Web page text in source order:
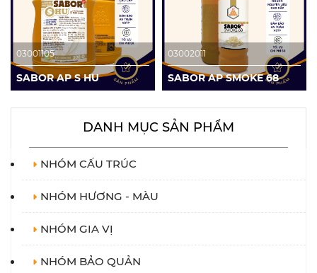
03001105
SABOR AP S HU
03002011
SABOR AP SMOKE 68
DANH MỤC SẢN PHẨM
NHÓM CẤU TRÚC
NHÓM HƯƠNG - MÀU
NHÓM GIA VỊ
NHÓM BẢO QUẢN